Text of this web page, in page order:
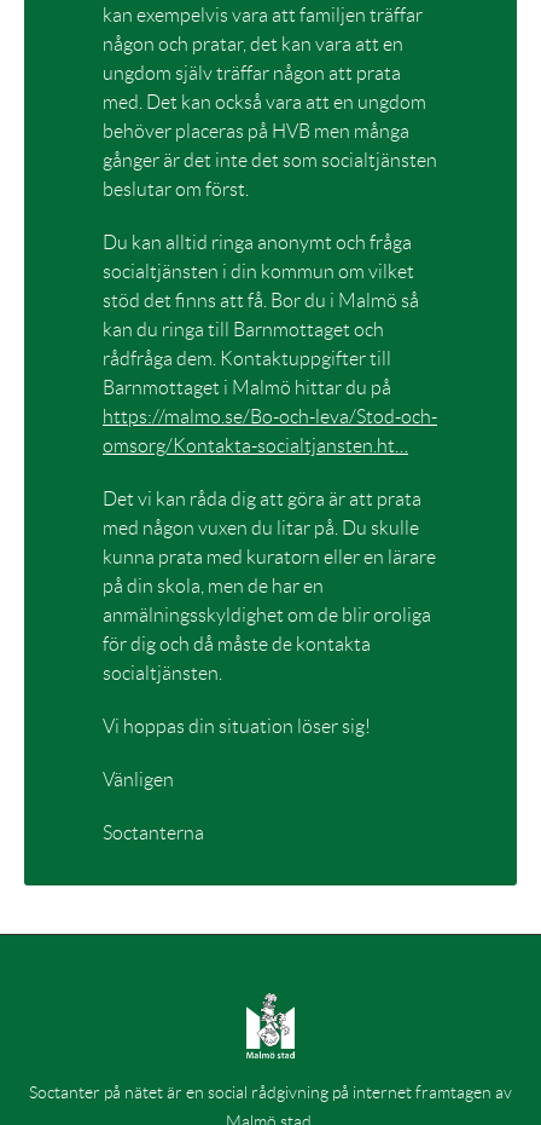
kan exempelvis vara att familjen träffar
någon och pratar, det kan vara att en
ungdom själv träffar någon att prata
med. Det kan också vara att en ungdom
behöver placeras på HVB men många
gånger är det inte det som socialtjänsten
beslutar om först.
Du kan alltid ringa anonymt och fråga
socialtjänsten i din kommun om vilket
stöd det finns att få. Bor du i Malmö så
kan du ringa till Barnmottaget och
rådfråga dem. Kontaktuppgifter till
Barnmottaget i Malmö hittar du på
https://malmo.se/Bo-och-leva/Stod-och-
omsorg/Kontakta-socialtjansten.ht…
Det vi kan råda dig att göra är att prata
med någon vuxen du litar på. Du skulle
kunna prata med kuratorn eller en lärare
på din skola, men de har en
anmälningsskyldighet om de blir oroliga
för dig och då måste de kontakta
socialtjänsten.
Vi hoppas din situation löser sig!
Vänligen
Soctanterna
Soctanter på nätet är en social rådgivning på internet framtagen av